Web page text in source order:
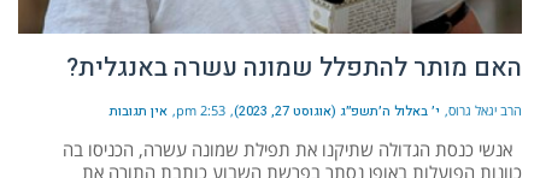
האם מותר להתפלל שמונה עשרה באנגלית?
הרב יגאל גרוס י׳ באלול ה׳תשפ״ג (אוגוסט 27, 2023) 2:53 pm אין תגובות
אנשי כנסת הגדולה שתיקנו את תפילת שמונה עשרה, הכניסו בה
כוונות הפועלות באופן נסתר בפרשת השבוע כותבת התורה את